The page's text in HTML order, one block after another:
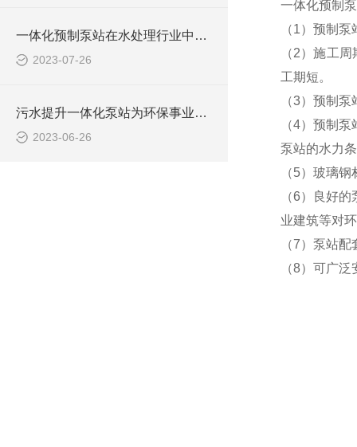
一体化预制泵站在水处理行业中的应用
2023-07-26
污水提升一体化泵站为环保事业做出了哪些贡献？
2023-06-26
一体化预制
（1）预制
（2）施工
工期短。
（3）预制
（4）预制
泵站的水力
（5）玻璃
（6）良好
业建筑等对
（7）泵站
（8）可广